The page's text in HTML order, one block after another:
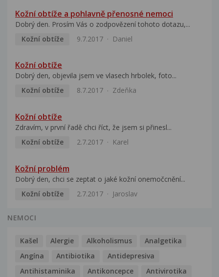
Kožní obtíže a pohlavně přenosné nemoci
Dobrý den. Prosím Vás o zodpovězení tohoto dotazu,...
Kožní obtíže
9.7.2017 Daniel
Kožní obtíže
Dobrý den, objevila jsem ve vlasech hrbolek, foto...
Kožní obtíže
8.7.2017 Zdeňka
Kožní obtíže
Zdravím, v první řadě chci říct, že jsem si přinesl...
Kožní obtíže
2.7.2017 Karel
Kožní problém
Dobrý den, chci se zeptat o jaké kožní onemočcnění...
Kožní obtíže
2.7.2017 Jaroslav
NEMOCI
Kašel Alergie Alkoholismus
Analgetika
Angína
Antibiotika
Antidepresiva
Antihistaminika
Antikoncepce Antivirotika